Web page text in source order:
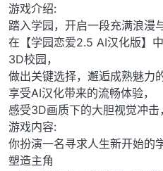
游戏介绍:
踏入学园，开启一段充满浪漫
在【学园恋爱2.5 AI汉化版】
3D校园，
做出关键选择，邂逅成熟魅力
享受AI汉化带来的流畅体验，
感受3D画质下的大胆视觉冲击
游戏内容:
你扮演一名寻求人生新开始的
塑造主角